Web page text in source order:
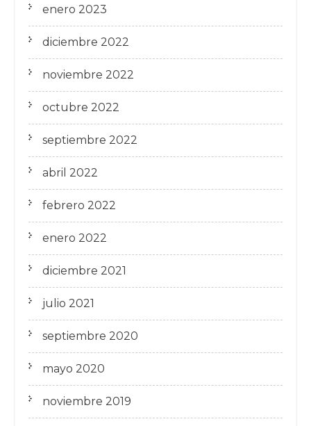
enero 2023
diciembre 2022
noviembre 2022
octubre 2022
septiembre 2022
abril 2022
febrero 2022
enero 2022
diciembre 2021
julio 2021
septiembre 2020
mayo 2020
noviembre 2019